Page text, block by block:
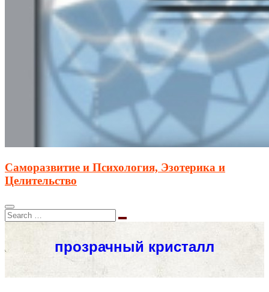
Саморазвитие и Психология, Эзотерика и
Целительство